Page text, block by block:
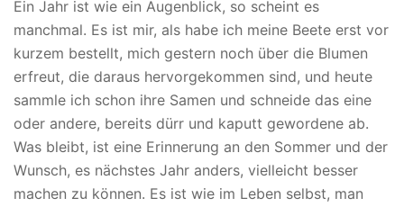
Ein Jahr ist wie ein Augenblick, so scheint es
manchmal. Es ist mir, als habe ich meine Beete erst vor
kurzem bestellt, mich gestern noch über die Blumen
erfreut, die daraus hervorgekommen sind, und heute
sammle ich schon ihre Samen und schneide das eine
oder andere, bereits dürr und kaputt gewordene ab.
Was bleibt, ist eine Erinnerung an den Sommer und der
Wunsch, es nächstes Jahr anders, vielleicht besser
machen zu können. Es ist wie im Leben selbst, man